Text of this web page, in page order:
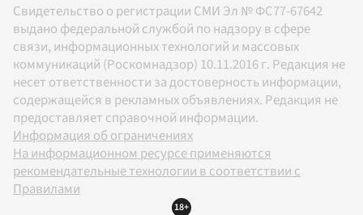
Свидетельство о регистрации СМИ Эл № ФС77-67642
выдано федеральной службой по надзору в сфере
связи, информационных технологий и массовых
коммуникаций (Роскомнадзор) 10.11.2016 г. Редакция не
несет ответственности за достоверность информации,
содержащейся в рекламных объявлениях. Редакция не
предоставляет справочной информации.
Информация об ограничениях
На информационном ресурсе применяются
рекомендательные технологии в соответствии с
Правилами
18+